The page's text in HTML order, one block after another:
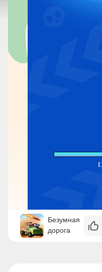
Безумная
дорога